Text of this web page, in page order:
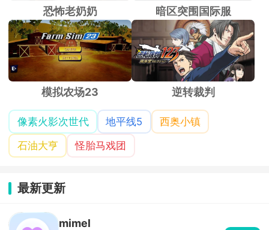
恐怖老奶奶 暗区突围国际服
模拟农场23 逆转裁判
像素火影次世代 地平线5
西奥小镇
石油大亨
怪胎马戏团
最新更新
mimel